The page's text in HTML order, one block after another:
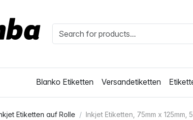
Blanko Etiketten Versandetiketten
Etiketten auf Rolle Inkjet Etiketten, 75mm x 125mm,